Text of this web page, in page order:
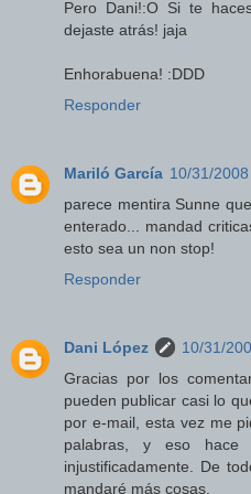
Pero Dani!:O Si te
dejaste atrás! jaja
Enhorabuena! :DDD
Responder
Mariló García 10/31/2008
parece mentira Sunne
enterado... mandad
esto sea un non stop!
Responder
Dani López
10/31/
Gracias por los
pueden publicar casi lo
por e-mail, esta vez me
palabras, y eso hace
injustificadamente. De
mandaré más cosas.